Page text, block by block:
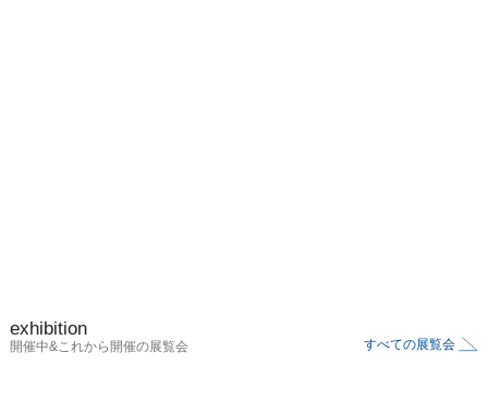
exhibition
開催中&これから開催の展覧会 すべての展覧会